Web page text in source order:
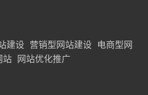
建设 营销型网站建设 电商型网
站 网站优化推广